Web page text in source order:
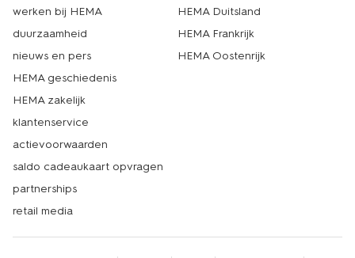
werken bij HEMA
duurzaamheid
nieuws en pers
HEMA geschiedenis
HEMA zakelijk
klantenservice
actievoorwaarden
saldo cadeaukaart opvragen
partnerships
retail media
HEMA Duitsland
HEMA Frankrijk
HEMA Oostenrijk